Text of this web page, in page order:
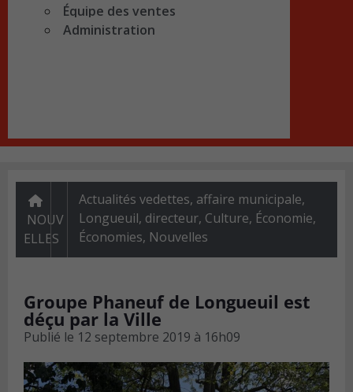
Équipe des ventes
Administration
NOUV
ELLES
Actualités vedettes, affaire municipale,
Longueuil, directeur, Culture, Économie,
Économies, Nouvelles
Groupe Phaneuf de Longueuil est
déçu par la Ville
Publié le 12 septembre 2019 à 16h09